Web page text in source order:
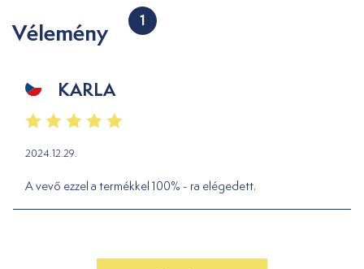
Vélemény 1
KARLA
2024.12.29.
A vevő ezzel a termékkel 100% - ra elégedett.